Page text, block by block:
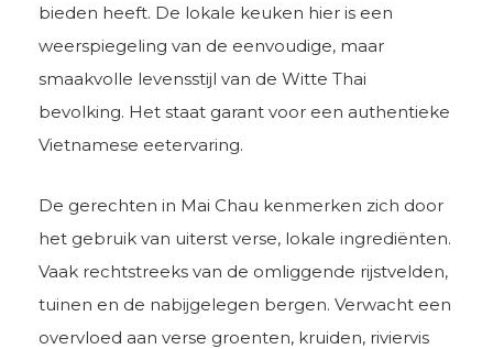
bieden heeft. De lokale keuken hier is een
weerspiegeling van de eenvoudige, maar
smaakvolle levensstijl van de Witte Thai
bevolking. Het staat garant voor een authentieke
Vietnamese eetervaring.
De gerechten in Mai Chau kenmerken zich door
het gebruik van uiterst verse, lokale ingrediënten.
Vaak rechtstreeks van de omliggende rijstvelden,
tuinen en de nabijgelegen bergen. Verwacht een
overvloed aan verse groenten, kruiden, riviervis